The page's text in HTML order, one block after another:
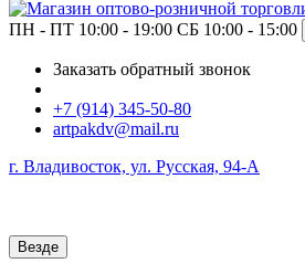
ПН - ПТ 10:00 - 19:00 СБ 10:00 - 15:00
Заказать обратный звонок
+7 (914) 345-50-80
artpakdv@mail.ru
г. Владивосток, ул. Русская, 94-А
Везде